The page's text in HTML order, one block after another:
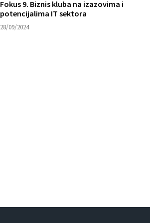
Fokus 9. Biznis kluba na izazovima i
potencijalima IT sektora
28/09/2024